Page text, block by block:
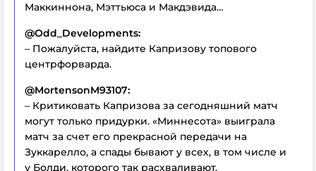
Маккиннона, Мэттьюса и Макдэвида…
@Odd_Developments:
– Пожалуйста, найдите Капризову топового
центрфорварда.
@MortensonM93107:
– Критиковать Капризова за сегодняшний матч
могут только придурки. «Миннесота» выиграла
матч за счет его прекрасной передачи на
Зуккарелло, а спады бывают у всех, в том числе и
у Болди, которого так расхваливают.